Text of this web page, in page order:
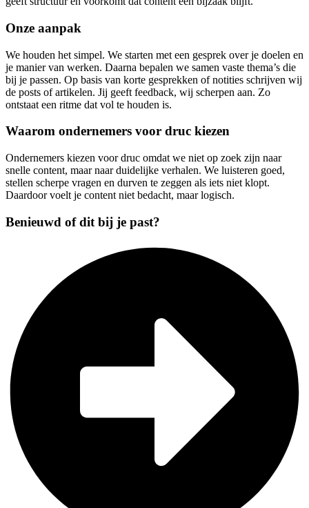
Onze aanpak
We houden het simpel. We starten met een gesprek over je doelen en
je manier van werken. Daarna bepalen we samen vaste thema’s die
bij je passen. Op basis van korte gesprekken of notities schrijven wij
de posts of artikelen. Jij geeft feedback, wij scherpen aan. Zo
ontstaat een ritme dat vol te houden is.
Waarom ondernemers voor druc kiezen
Ondernemers kiezen voor druc omdat we niet op zoek zijn naar
snelle content, maar naar duidelijke verhalen. We luisteren goed,
stellen scherpe vragen en durven te zeggen als iets niet klopt.
Daardoor voelt je content niet bedacht, maar logisch.
Benieuwd of dit bij je past?